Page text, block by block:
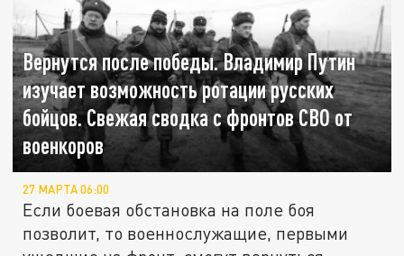
Вернутся после победы. Владимир Путин
изучает возможность ротации русских
бойцов. Свежая сводка с фронтов СВО от
военкоров
27 МАРТА 06:00
Если боевая обстановка на поле боя
позволит, то военнослужащие, первыми